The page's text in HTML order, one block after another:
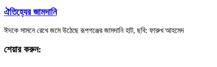
ঐতিহ্যের জামদানি
ঈদকে সামনে রেখে জমে উঠেছে রূপগঞ্জের জামদানি হাট, ছবি: ফারুখ আহমেদ
শেয়ার করুন: